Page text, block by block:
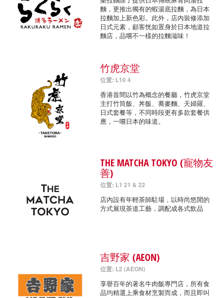
麵，更推出獨有的蝦湯底拉麵，為日本
拉麵加上新色彩。此外，店內裝修添加
日式元素，顧客恍如置身於日本地道拉
麵店，品嚐不一樣的拉麵滋味！
竹虎京堂
位置: L10 4
香港首間以竹為概念的餐廳，竹虎京堂
主打竹筒飯、丼飯、蕎麥麵、天婦羅、
日式套餐等，不同時段更有多款套餐供
應，一嚐日本的味道。
THE MATCHA TOKYO (寵物友
善)
位置: L1 21 & 22
店內設有年輕茶師駐場，以時尚悠閒的
方式展現茶道工藝，調配成各式飲品
吉野家 (AEON)
位置: L2 (AEON)
享譽百年的著名牛肉飯專門店，所有食
品均精選上乘食材烹製而成，而且即叫